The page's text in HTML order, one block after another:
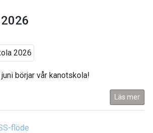
flöde
börjar vår kanotskola!
Läs mer